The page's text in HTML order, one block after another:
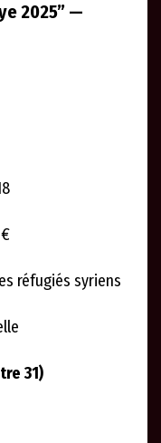
2025” —
réfugiés syriens
31)